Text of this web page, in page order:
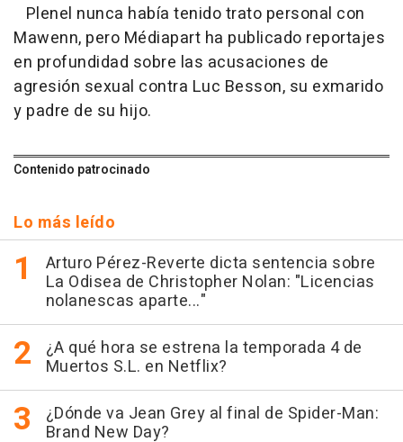
Plenel nunca había tenido trato personal con
Mawenn, pero Médiapart ha publicado reportajes
en profundidad sobre las acusaciones de
agresión sexual contra Luc Besson, su exmarido
y padre de su hijo.
Contenido patrocinado
Lo más leído
Arturo Pérez-Reverte dicta sentencia sobre
La Odisea de Christopher Nolan: "Licencias
nolanescas aparte..."
¿A qué hora se estrena la temporada 4 de
Muertos S.L. en Netflix?
¿Dónde va Jean Grey al final de Spider-Man:
Brand New Day?